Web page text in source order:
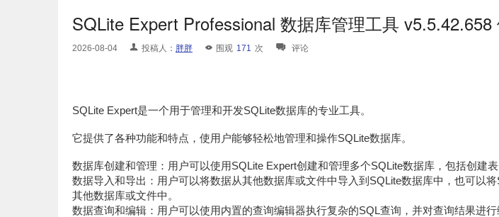
SQLite Expert Professional 数据库管理工具 v5.5.42.658
2026-08-04 投稿人： 胖胖 围观 171 次 评论
SQLite Expert是一个用于管理和开发SQLite数据库的专业工具。
它提供了各种功能和特点，使用户能够轻松地管理和操作SQLite数据库。
数据库创建和管理：用户可以使用SQLite Expert创建和管理多个SQLite数据库，包括创建表
数据导入和导出：用户可以将数据从其他数据库或文件中导入到SQLite数据库中，也可以
其他数据库或文件中。
数据查询和编辑：用户可以使用内置的查询编辑器执行复杂的SQL查询，并对查询结果进行